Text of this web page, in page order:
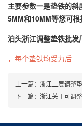
主要参数一是垫铁的
5MM和10MM等您可根
泊头浙江调整垫铁批发
，每个垫铁均受力后
上一篇： 浙江二层调整
下一篇： 浙江关于可调